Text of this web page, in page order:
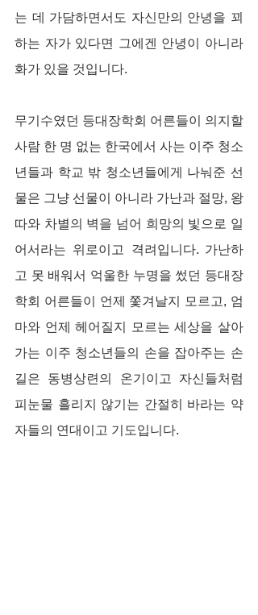
는 데 가담하면서도 자신만의 안녕을 꾀
하는 자가 있다면 그에겐 안녕이 아니라
화가 있을 것입니다.
무기수였던 등대장학회 어른들이 의지할
사람 한 명 없는 한국에서 사는 이주 청소
년들과 학교 밖 청소년들에게 나눠준 선
물은 그냥 선물이 아니라 가난과 절망, 왕
따와 차별의 벽을 넘어 희망의 빛으로 일
어서라는 위로이고 격려입니다. 가난하
고 못 배워서 억울한 누명을 썼던 등대장
학회 어른들이 언제 쫓겨날지 모르고, 엄
마와 언제 헤어질지 모르는 세상을 살아
가는 이주 청소년들의 손을 잡아주는 손
길은 동병상련의 온기이고 자신들처럼
피눈물 흘리지 않기는 간절히 바라는 약
자들의 연대이고 기도입니다.